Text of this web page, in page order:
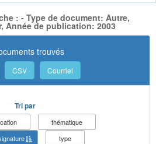
: - Type de document: Autre,
Année de publication: 2003
trouvés
CSV Courriel
Tri par
thématique
type